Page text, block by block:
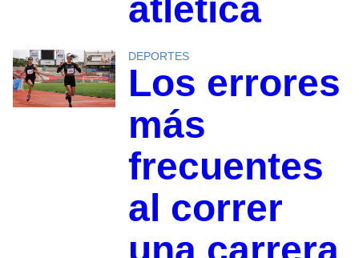
atlética
DEPORTES
Los errores
más
frecuentes
al correr
una carrera